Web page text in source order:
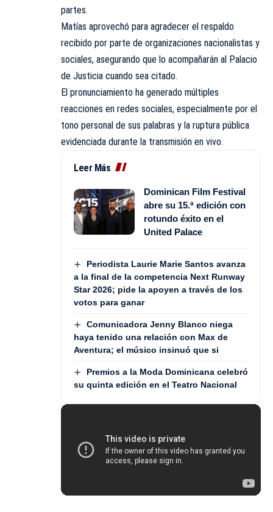
partes.
Matías aprovechó para agradecer el respaldo
recibido por parte de organizaciones nacionalistas y
sociales, asegurando que lo acompañarán al Palacio
de Justicia cuando sea citado.
El pronunciamiento ha generado múltiples
reacciones en redes sociales, especialmente por el
tono personal de sus palabras y la ruptura pública
evidenciada durante la transmisión en vivo.
Leer Más
Dominican Film Festival
abre su 15.ª edición con
rotundo éxito en el
United Palace
Periodista Laurie Marie Santos avanza
a la final de la competencia Next Runway
Star 2026; pide la apoyen a través de los
votos para ganar
Comunicadora Jenny Blanco niega
haya tenido una relación con Max de
Aventura; el músico insinuó que si
Premios a la Moda Dominicana celebró
su quinta edición en el Teatro Nacional